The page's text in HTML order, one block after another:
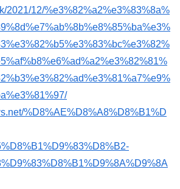
2021/12/%e3%82%a2%e3%83%8a%
%D8%AE%D8%A8%D8%B1%D